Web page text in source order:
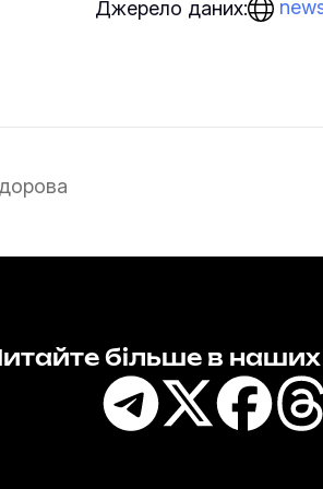
Джерело даних:
більше в